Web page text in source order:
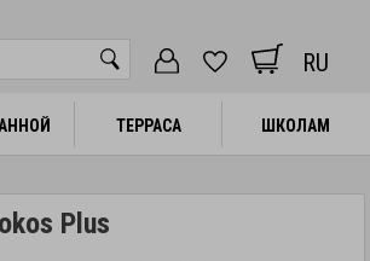
RU
ТЕРРАСА ШКОЛАМ
ТЕРРАСА ШКОЛАМ
Plus